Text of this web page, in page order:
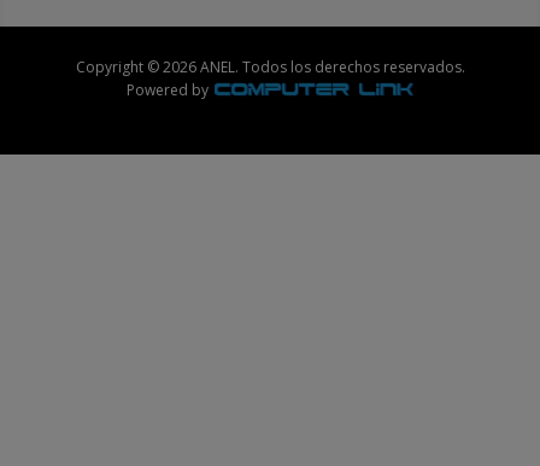
Copyright © 2026 ANEL. Todos los derechos reservados.
Powered by